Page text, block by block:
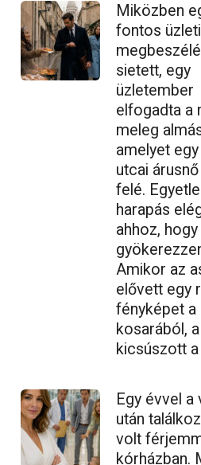
Miközben
fontos üzleti
sietett, egy
üzletember
elfogadta a
meleg
amelyet
utcai
felé.
harapás
ahhoz,
Amikor az
elővett egy
fényképet a
kosarából,
kicsúszott
Egy évvel a
után
volt
kórházban.